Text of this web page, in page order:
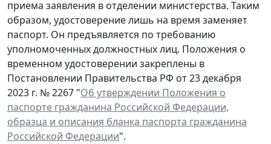
приема заявления в отделении министерства. Таким
образом, удостоверение лишь на время заменяет
паспорт. Он предъявляется по требованию
уполномоченных должностных лиц. Положения о
временном удостоверении закреплены в
Постановлении Правительства РФ от 23 декабря
2023 г. № 2267 "Об утверждении Положения о
паспорте гражданина Российской Федерации,
образца и описания бланка паспорта гражданина
Российской Федерации".